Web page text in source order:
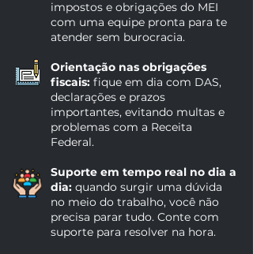
impostos e obrigações do MEI
com uma equipe pronta para te
atender sem burocracia.
Orientação nas obrigações
fiscais: fique em dia com DAS,
declarações e prazos
importantes, evitando multas e
problemas com a Receita
Federal.
Suporte em tempo real no dia a
dia: quando surgir uma dúvida
no meio do trabalho, você não
precisa parar tudo. Conte com
suporte para resolver na hora.